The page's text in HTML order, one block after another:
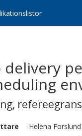
,
Helena Forslund